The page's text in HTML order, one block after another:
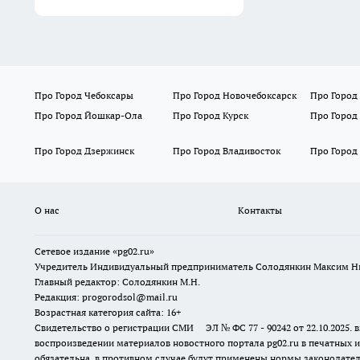
Про Город Чебоксары Про Город Новочебоксарск Про Город
Про Город Йошкар-Ола
Про Город Курск Про
Про Город Дзержинск
Про Город Владивосток Про Город
О нас Контакты
Сетевое издание «pg02.ru»
Учредитель Индивидуальный предприниматель Солодянкин Максим
Главный редактор: Солодянкин М.Н.
Редакция: progorodsol@mail.ru
Возрастная категория сайта: 16+
Свидетельство о регистрации СМИ ЭЛ № ФС 77 - 90242 от
воспроизведении материалов новостного портала pg02.ru в